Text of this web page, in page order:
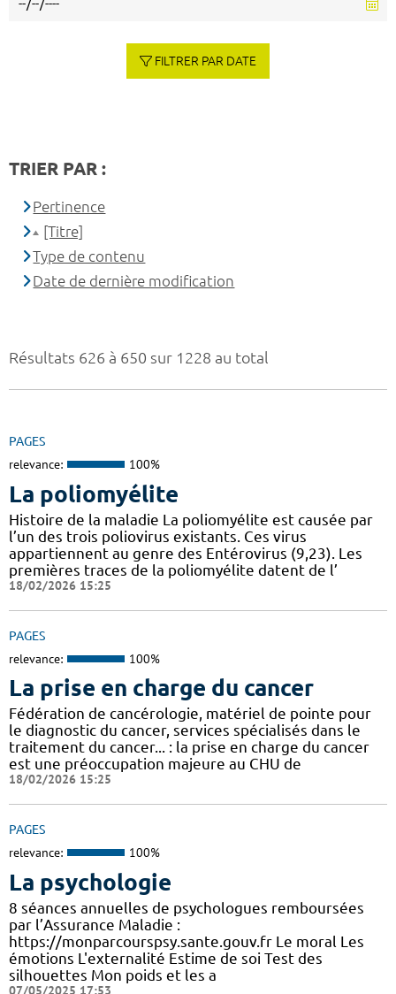
Résultats 626 à 650 sur 1228 au total
PAGES
relevance: 100%
La poliomyélite
Histoire de la maladie La poliomyélite est causée par
l’un des trois poliovirus existants. Ces virus
appartiennent au genre des Entérovirus (9,23). Les
premières traces de la poliomyélite datent de l’
18/02/2026 15:25
PAGES
relevance: 100%
La prise en charge du cancer
Fédération de cancérologie, matériel de pointe pour
le diagnostic du cancer, services spécialisés dans le
traitement du cancer... : la prise en charge du cancer
est une préoccupation majeure au CHU de
18/02/2026 15:25
PAGES
relevance: 100%
La psychologie
8 séances annuelles de psychologues remboursées
par l’Assurance Maladie :
https://monparcourspsy.sante.gouv.fr Le moral Les
émotions L'externalité Estime de soi Test des
silhouettes Mon poids et les a
07/05/2025 17:53
FILTRER PAR DATE
TRIER PAR :
Pertinence
[Titre]
Type de contenu
Date de dernière modification